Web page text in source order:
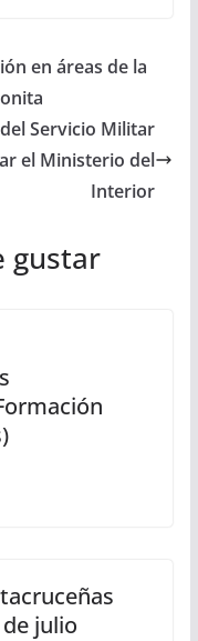
en áreas de la
Servicio Militar
el Ministerio del
Interior
gustar
julio